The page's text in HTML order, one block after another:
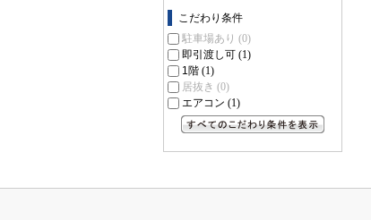
こだわり条件
駐車場あり (0)
即引渡し可 (1)
1階 (1)
居抜き (0)
エアコン (1)